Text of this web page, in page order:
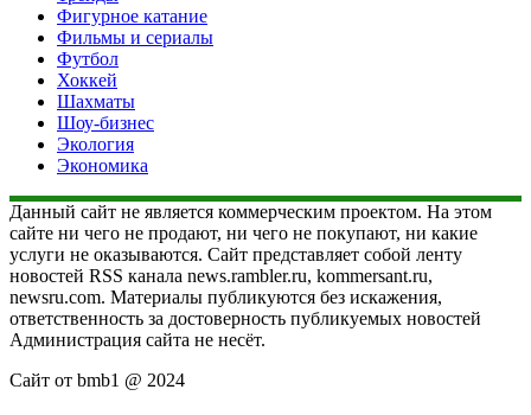
Фигурное катание
Фильмы и сериалы
Футбол
Хоккей
Шахматы
Шоу-бизнес
Экология
Экономика
Данный сайт не является коммерческим проектом. На этом
сайте ни чего не продают, ни чего не покупают, ни какие
услуги не оказываются. Сайт представляет собой ленту
новостей RSS канала news.rambler.ru, kommersant.ru,
newsru.com. Материалы публикуются без искажения,
ответственность за достоверность публикуемых новостей
Администрация сайта не несёт.
Сайт от bmb1 @ 2024